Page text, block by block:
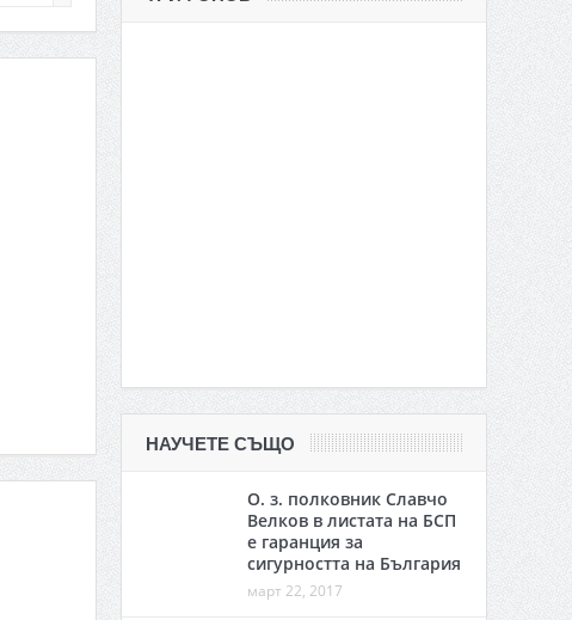
НАУЧЕТЕ СЪЩО
О. з. полковник Славчо
Велков в листата на БСП
е гаранция за
сигурността на България
март 22, 2017